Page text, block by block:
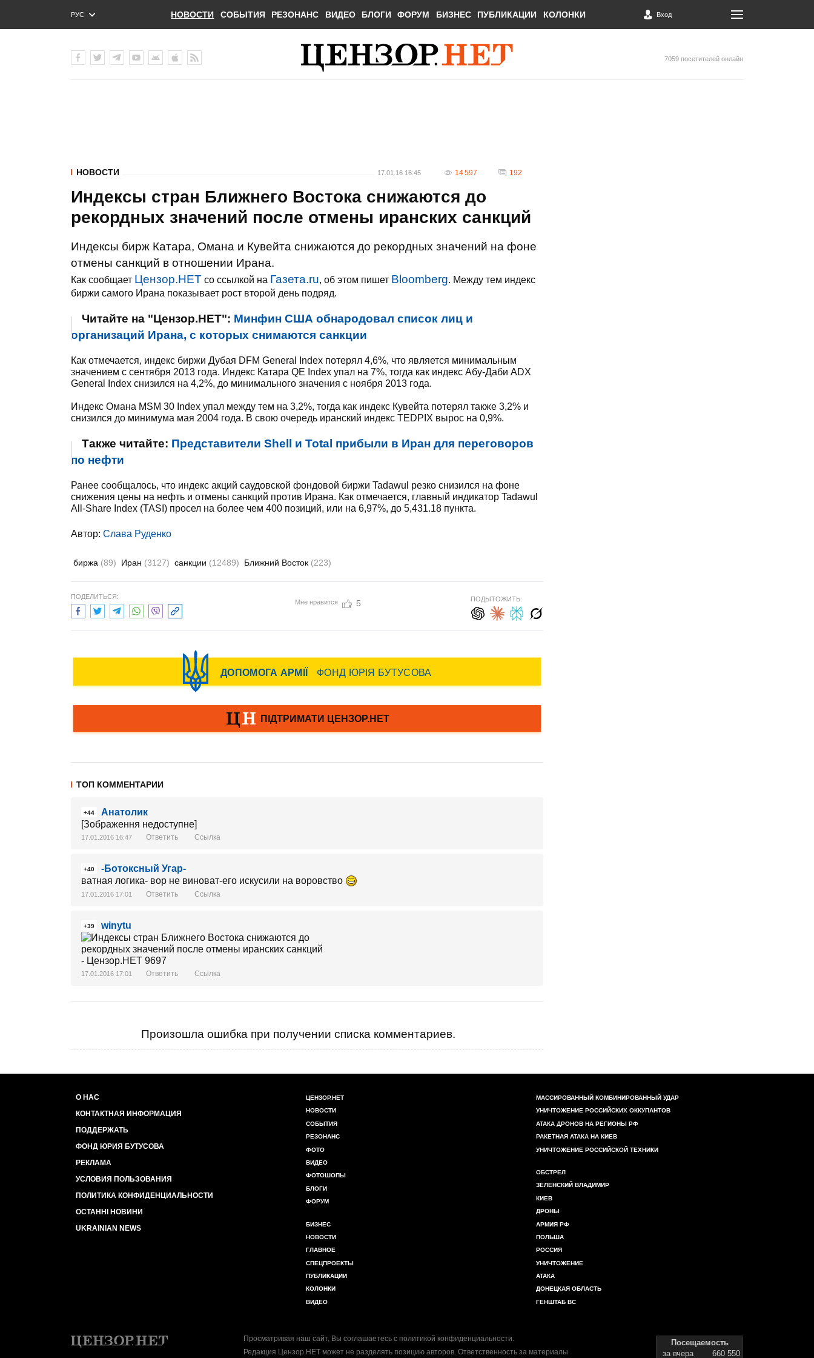
РУС
ENG
НОВОСТИ СОБЫТИЯ РЕЗОНАНС ВИДЕО БЛОГИ ФОРУМ БИЗНЕС ПУБЛИКАЦИИ КОЛОНКИ Вход
7059 посетителей онлайн
НОВОСТИ 17.01.16 16:45 14 597 192
Индексы стран Ближнего Востока снижаются до
рекордных значений после отмены иранских санкций
Индексы бирж Катара, Омана и Кувейта снижаются до рекордных значений на фоне
отмены санкций в отношении Ирана.
Как сообщает Цензор.НЕТ со ссылкой на Газета.ru, об этом пишет Bloomberg. Между тем индекс
биржи самого Ирана показывает рост второй день подряд.
Читайте на "Цензор.НЕТ": Минфин США обнародовал список лиц и
организаций Ирана, с которых снимаются санкции
Как отмечается, индекс биржи Дубая DFM General Index потерял 4,6%, что является минимальным
значением с сентября 2013 года. Индекс Катара QE Index упал на 7%, тогда как индекс Абу-Даби ADX
General Index снизился на 4,2%, до минимального значения с ноября 2013 года.
Индекс Омана MSM 30 Index упал между тем на 3,2%, тогда как индекс Кувейта потерял также 3,2% и
снизился до минимума мая 2004 года. В свою очередь иранский индекс TEDPIX вырос на 0,9%.
Также читайте: Представители Shell и Total прибыли в Иран для переговоров
по нефти
Ранее сообщалось, что индекс акций саудовской фондовой биржи Tadawul резко снизился на фоне
снижения цены на нефть и отмены санкций против Ирана. Как отмечается, главный индикатор Tadawul
All-Share Index (TASI) просел на более чем 400 позиций, или на 6,97%, до 5,431.18 пункта.
Автор: Слава Руденко
биржа (89) Иран (3127) санкции (12489) Ближний Восток (223)
ПОДЕЛИТЬСЯ:
Мне нравится 5 ПОДЫТОЖИТЬ:
ТОП КОММЕНТАРИИ
+44
Анатолик
[Зображення недоступне]
17.01.2016 16:47 Ответить Ссылка
+40
-Ботоксный Угар-
ватная логика- вор не виноват-его искусили на воровство
17.01.2016 17:01 Ответить Ссылка
+39 winytu
17.01.2016 17:01 Ответить Ссылка
Произошла ошибка при получении списка комментариев.
О НАС
КОНТАКТНАЯ ИНФОРМАЦИЯ
ПОДДЕРЖАТЬ
ФОНД ЮРИЯ БУТУСОВА
РЕКЛАМА
УСЛОВИЯ ПОЛЬЗОВАНИЯ
ПОЛИТИКА КОНФИДЕНЦИАЛЬНОСТИ
ОСТАННІ НОВИНИ
UKRAINIAN NEWS
ЦЕНЗОР.НЕТ
НОВОСТИ
СОБЫТИЯ
РЕЗОНАНС
ФОТО
ВИДЕО
ФОТОШОПЫ
БЛОГИ
ФОРУМ
БИЗНЕС
НОВОСТИ
ГЛАВНОЕ
СПЕЦПРОЕКТЫ
ПУБЛИКАЦИИ
КОЛОНКИ
ВИДЕО
МАССИРОВАННЫЙ КОМБИНИРОВАННЫЙ УДАР
УНИЧТОЖЕНИЕ РОССИЙСКИХ ОККУПАНТОВ
АТАКА ДРОНОВ НА РЕГИОНЫ РФ
РАКЕТНАЯ АТАКА НА КИЕВ
УНИЧТОЖЕНИЕ РОССИЙСКОЙ ТЕХНИКИ
ОБСТРЕЛ
ЗЕЛЕНСКИЙ ВЛАДИМИР
КИЕВ
ДРОНЫ
АРМИЯ РФ
ПОЛЬША
РОССИЯ
УНИЧТОЖЕНИЕ
АТАКА
ДОНЕЦКАЯ ОБЛАСТЬ
ГЕНШТАБ ВС
Просматривая наш сайт, Вы соглашаетесь с политикой конфиденциальности.
Редакция Цензор.НЕТ может не разделять позицию авторов. Ответственность за материалы
Посещаемость
за вчера
660 550